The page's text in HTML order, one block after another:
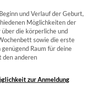
und Verlauf der Geburt,
Möglichkeiten der
die körperliche und
sowie die erste
Raum für deine
den anderen
zur Anmeldung